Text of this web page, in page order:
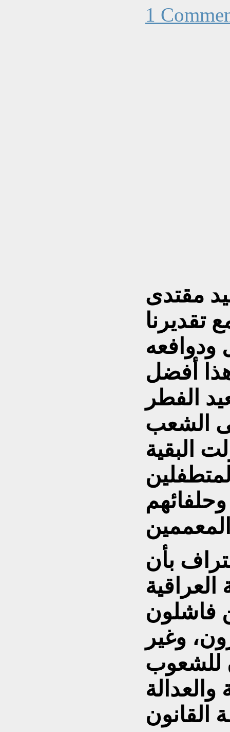
1
مقتدى
تقديرنا
ودوافعه
أفضل
الفطر
الشعب
البقية
بأن
العراقية
فاشلون
وغير
للشعوب
والعدالة